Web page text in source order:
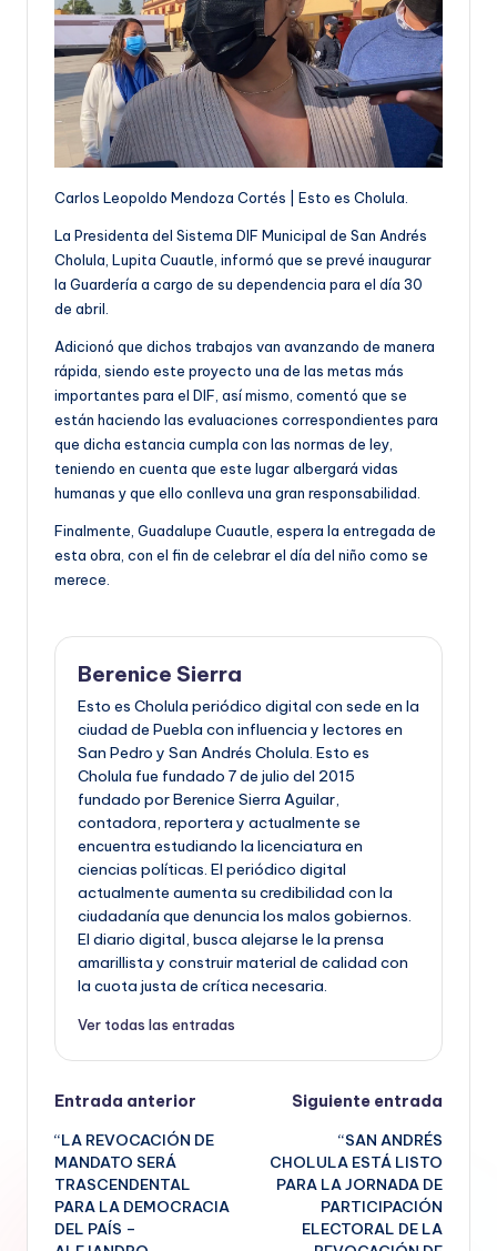
Carlos Leopoldo Mendoza Cortés | Esto es Cholula.
La Presidenta del Sistema DIF Municipal de San Andrés
Cholula, Lupita Cuautle, informó que se prevé inaugurar
la Guardería a cargo de su dependencia para el día 30
de abril.
Adicionó que dichos trabajos van avanzando de manera
rápida, siendo este proyecto una de las metas más
importantes para el DIF, así mismo, comentó que se
están haciendo las evaluaciones correspondientes para
que dicha estancia cumpla con las normas de ley,
teniendo en cuenta que este lugar albergará vidas
humanas y que ello conlleva una gran responsabilidad.
Finalmente, Guadalupe Cuautle, espera la entregada de
esta obra, con el fin de celebrar el día del niño como se
merece.
Berenice Sierra
Esto es Cholula periódico digital con sede en la
ciudad de Puebla con influencia y lectores en
San Pedro y San Andrés Cholula. Esto es
Cholula fue fundado 7 de julio del 2015
fundado por Berenice Sierra Aguilar,
contadora, reportera y actualmente se
encuentra estudiando la licenciatura en
ciencias políticas. El periódico digital
actualmente aumenta su credibilidad con la
ciudadanía que denuncia los malos gobiernos.
El diario digital, busca alejarse le la prensa
amarillista y construir material de calidad con
la cuota justa de crítica necesaria.
Ver todas las entradas
Navegación
de
entradas
Entrada anterior
“LA REVOCACIÓN DE
MANDATO SERÁ
TRASCENDENTAL
PARA LA DEMOCRACIA
DEL PAÍS –
Siguiente entrada
“SAN ANDRÉS
CHOLULA ESTÁ LISTO
PARA LA JORNADA DE
PARTICIPACIÓN
ELECTORAL DE LA